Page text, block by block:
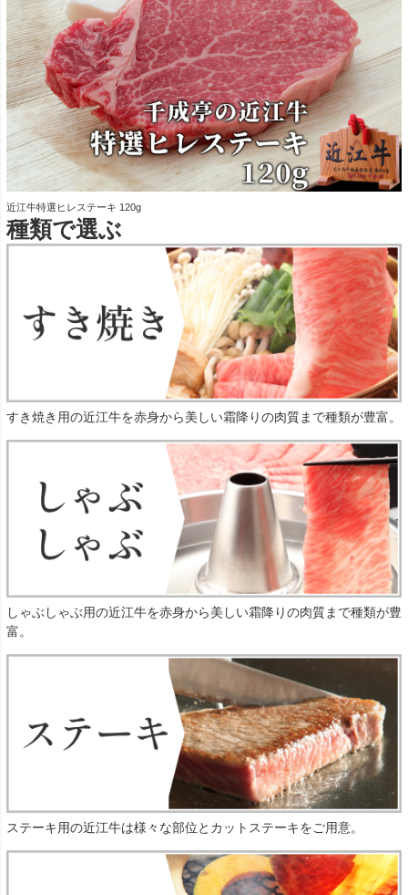
近江牛特選ヒレステーキ 120g
種類で選ぶ
すき焼き用の近江牛を赤身から美しい霜降りの肉質まで種類が豊富。
しゃぶしゃぶ用の近江牛を赤身から美しい霜降りの肉質まで種類が豊
富。
ステーキ用の近江牛は様々な部位とカットステーキをご用意。